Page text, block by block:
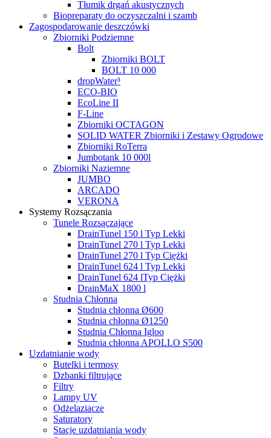
Tłumik drgań akustycznych
Biopreparaty do oczyszczalni i szamb
Zagospodarowanie deszczówki
Zbiorniki Podziemne
Bolt
Zbiorniki BOLT
BOLT 10 000
dropWater³
ECO-BIO
EcoLine II
F-Line
Zbiorniki OCTAGON
SOLID WATER Zbiorniki i Zestawy Ogrodowe
Zbiorniki RoTerra
Jumbotank 10 000l
Zbiorniki Naziemne
JUMBO
ARCADO
VERONA
Systemy Rozsączania
Tunele Rozsączające
DrainTunel 150 l Typ Lekki
DrainTunel 270 l Typ Lekki
DrainTunel 270 l Typ Ciężki
DrainTunel 624 l Typ Lekki
DrainTunel 624 lTyp Ciężki
DrainMaX 1800 l
Studnia Chłonna
Studnia chłonna Ø600
Studnia chłonna Ø1250
Studnia Chłonna Igloo
Studnia chłonna APOLLO S500
Uzdatnianie wody
Butelki i termosy
Dzbanki filtrujące
Filtry
Lampy UV
Odżelaziacze
Saturatory
Stacje uzdatniania wody